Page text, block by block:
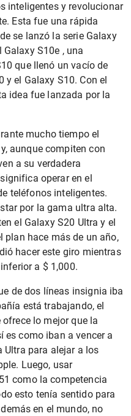
inteligentes y revolucionar
Esta fue una rápida
se lanzó la serie Galaxy
S10e , una
que llenó un vacío de
y el Galaxy S10. Con el
idea fue lanzada por la
mucho tiempo el
aunque compiten con
a su verdadera
operar en el
teléfonos inteligentes.
por la gama ultra alta.
el Galaxy S20 Ultra y el
plan hace más de un año,
hacer este giro mientras
a $ 1,000.
de dos líneas insignia iba
está trabajando, el
lo mejor que la
es como iban a vencer a
Ultra para alejar a los
Luego, usar
como la competencia
esto tenía sentido para
en el mundo, no